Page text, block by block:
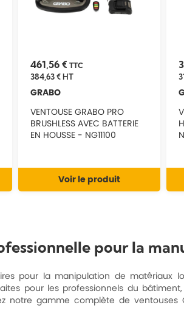
461,56 € TTC
384,63 €HT
GRABO
VENTOUSE GRABO PRO
BRUSHLESS AVEC BATTERIE
EN HOUSSE - NG11100
Voir le produit
pour la
pour la manipulation de matériaux
pour les professionnels du
notre gamme complète de